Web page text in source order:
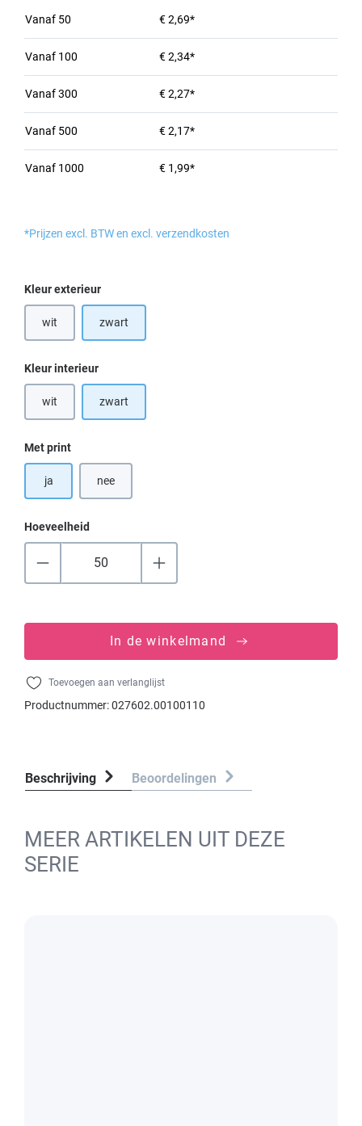
Vanaf 50 € 2,69*
Vanaf 100 € 2,34*
Vanaf300 € 2,27*
Vanaf 500 € 2,17*
Vanaf 1000 € 1,99*
*Prijzen excl. BTW en excl. verzendkosten
Selecteer
Kleur exterieur
wit(Deze optie is momenteel niet beschikbaar.)
zwart
Selecteer
Kleur interieur
wit(Deze optie is momenteel niet beschikbaar.)
zwart
Selecteer
Met print
ja nee
Hoeveelheid
In de winkelmand
Toevoegen aan verlanglijst
Productnummer:027602.00100110
Beschrijving Beoordelingen
MEER ARTIKELEN UIT DEZE
SERIE